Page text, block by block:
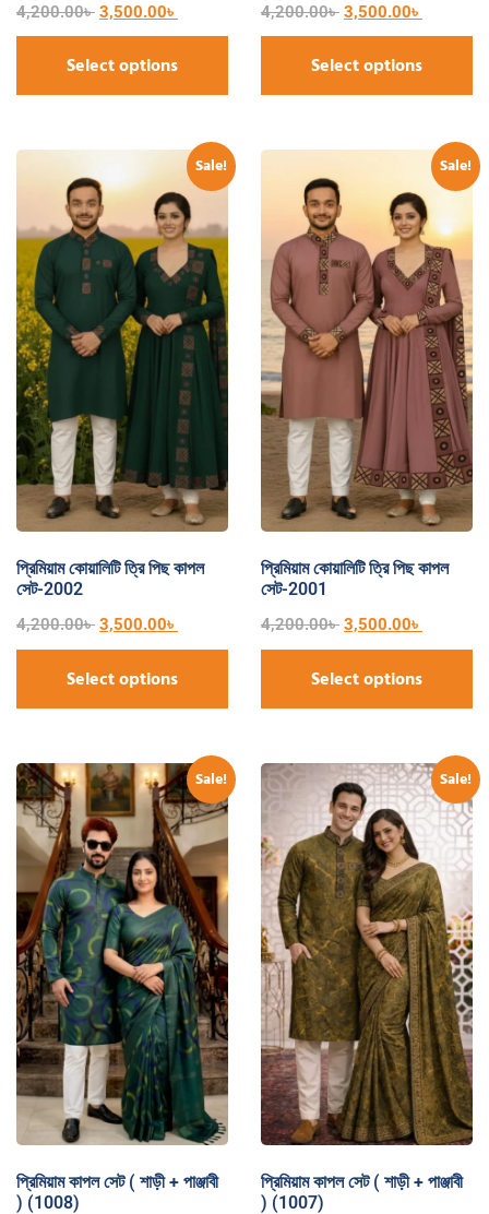
4,200.00৳ 3,500.00৳
Select options
4,200.00৳ 3,500.00৳
Select options
Sale!
প্রিমিয়াম কোয়ালিটি ত্রি পিছ কাপল
সেট-2002
4,200.00৳ 3,500.00৳
Select options
Sale!
প্রিমিয়াম কোয়ালিটি ত্রি পিছ কাপল
সেট-2001
4,200.00৳ 3,500.00৳
Select options
Sale!
প্রিমিয়াম কাপল সেট ( শাড়ী + পাঞ্জাবী
) (1008)
Sale!
প্রিমিয়াম কাপল সেট ( শাড়ী + পাঞ্জাবী
) (1007)